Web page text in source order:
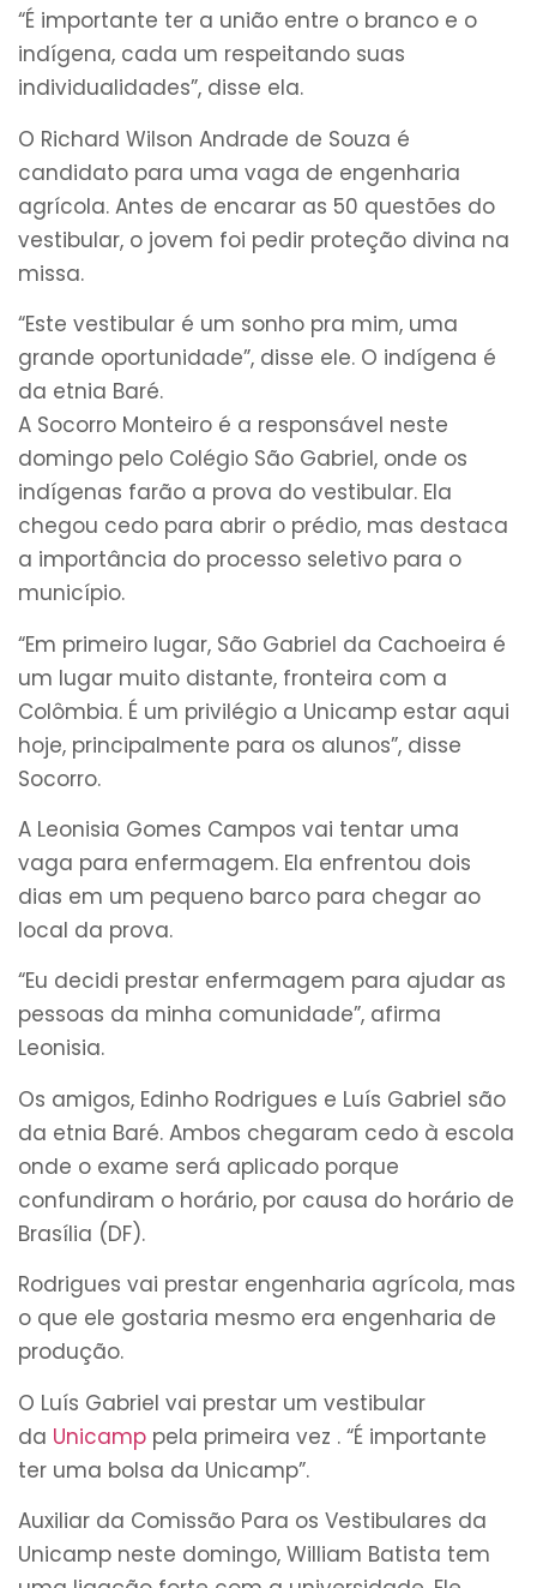
“É importante ter a união entre o branco e o
indígena, cada um respeitando suas
individualidades”, disse ela.
O Richard Wilson Andrade de Souza é
candidato para uma vaga de engenharia
agrícola. Antes de encarar as 50 questões do
vestibular, o jovem foi pedir proteção divina na
missa.
“Este vestibular é um sonho pra mim, uma
grande oportunidade”, disse ele. O indígena é
da etnia Baré.
A Socorro Monteiro é a responsável neste
domingo pelo Colégio São Gabriel, onde os
indígenas farão a prova do vestibular. Ela
chegou cedo para abrir o prédio, mas destaca
a importância do processo seletivo para o
município.
“Em primeiro lugar, São Gabriel da Cachoeira é
um lugar muito distante, fronteira com a
Colômbia. É um privilégio a Unicamp estar aqui
hoje, principalmente para os alunos”, disse
Socorro.
A Leonisia Gomes Campos vai tentar uma
vaga para enfermagem. Ela enfrentou dois
dias em um pequeno barco para chegar ao
local da prova.
“Eu decidi prestar enfermagem para ajudar as
pessoas da minha comunidade”, afirma
Leonisia.
Os amigos, Edinho Rodrigues e Luís Gabriel são
da etnia Baré. Ambos chegaram cedo à escola
onde o exame será aplicado porque
confundiram o horário, por causa do horário de
Brasília (DF).
Rodrigues vai prestar engenharia agrícola, mas
o que ele gostaria mesmo era engenharia de
produção.
O Luís Gabriel vai prestar um vestibular
da Unicamp pela primeira vez . “É importante
ter uma bolsa da Unicamp”.
Auxiliar da Comissão Para os Vestibulares da
Unicamp neste domingo, William Batista tem